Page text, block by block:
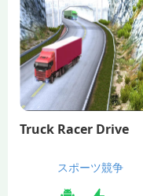
Truck Racer Drive
スポーツ競争